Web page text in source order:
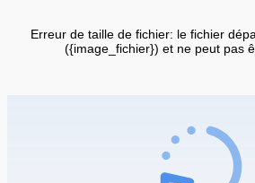
Erreur de taille de fichier: le fichier
({image_fichier}) et ne peut pas